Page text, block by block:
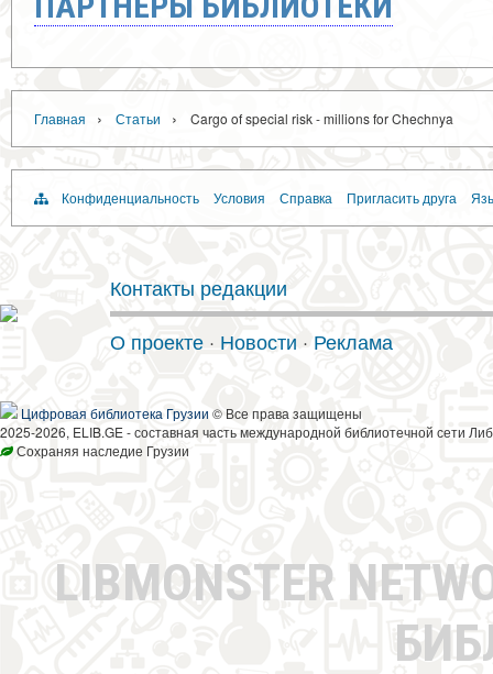
Главная › Статьи › Cargo of special risk - millions for Chechnya
Конфиденциальность Условия Справка Пригласить друга
Контакты редакции
О проекте · Новости · Реклама
Цифровая библиотека Грузии © Все права защищены
2025-2026, ELIB.GE - составная часть международной библиотечной сети
Сохраняя наследие Грузии
LIBMONSTER